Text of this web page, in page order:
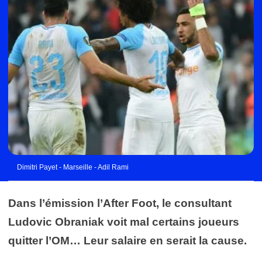
Dimitri Payet - Marseille - Adil Rami
Dans l’émission l’After Foot, le consultant
Ludovic Obraniak voit mal certains joueurs
quitter l’OM… Leur salaire en serait la cause.